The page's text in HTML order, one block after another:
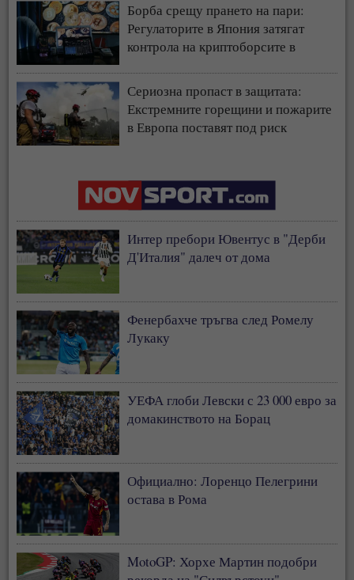
Борба срещу прането на пари:
Регулаторите в Япония затягат
контрола на криптоборсите в
Сериозна пропаст в защитата:
Екстремните горещини и пожарите
в Европа поставят под риск
Интер пребори Ювентус в "Дерби
Д'Италия" далеч от дома
Фенербахче тръгва след Ромелу
Лукаку
УЕФА глоби Левски с 23 000 евро за
домакинството на Борац
Официално: Лоренцо Пелегрини
остава в Рома
MotoGP: Хорхе Мартин подобри